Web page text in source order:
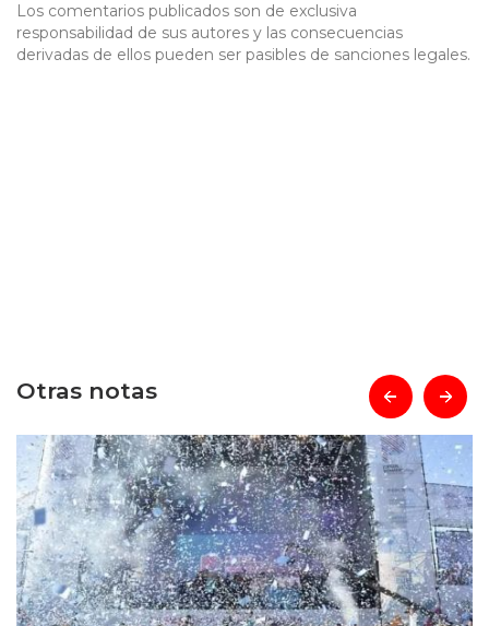
Los comentarios publicados son de exclusiva
responsabilidad de sus autores y las consecuencias
derivadas de ellos pueden ser pasibles de sanciones legales.
Otras notas prev next